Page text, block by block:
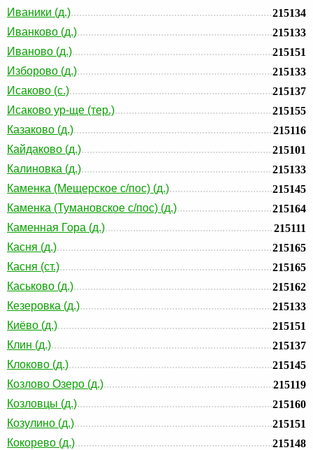
Иваники (д.)
215134
Иванково (д.)
215133
Иваново (д.)
215151
Изборово (д.)
215133
Исаково (с.)
215137
Исаково ур-ще (тер.)
215155
Казаково (д.)
215116
Кайдаково (д.)
215101
Калиновка (д.)
215133
Каменка (Мещерское с/пос) (д.)
215145
Каменка (Тумановское с/пос) (д.)
215164
Каменная Гора (д.)
215111
Касня (д.)
215165
Касня (ст.)
215165
Каськово (д.)
215162
Кезеровка (д.)
215133
Киёво (д.)
215151
Клин (д.)
215137
Клоково (д.)
215145
Козлово Озеро (д.)
215119
Козловцы (д.)
215160
Козулино (д.)
215151
Кокорево (д.)
215148